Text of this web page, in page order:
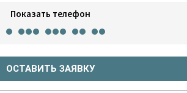
Показать телефон
ОСТАВИТЬ ЗАЯВКУ